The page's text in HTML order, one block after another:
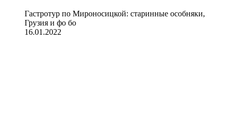
Гастротур по Мироносицкой: старинные особняки,
Грузия и фо бо
16.01.2022